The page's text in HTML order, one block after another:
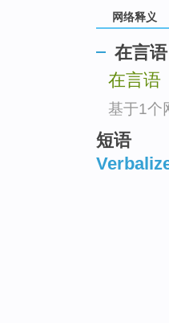
网络释义
在言语
在言语
基于1个
短语